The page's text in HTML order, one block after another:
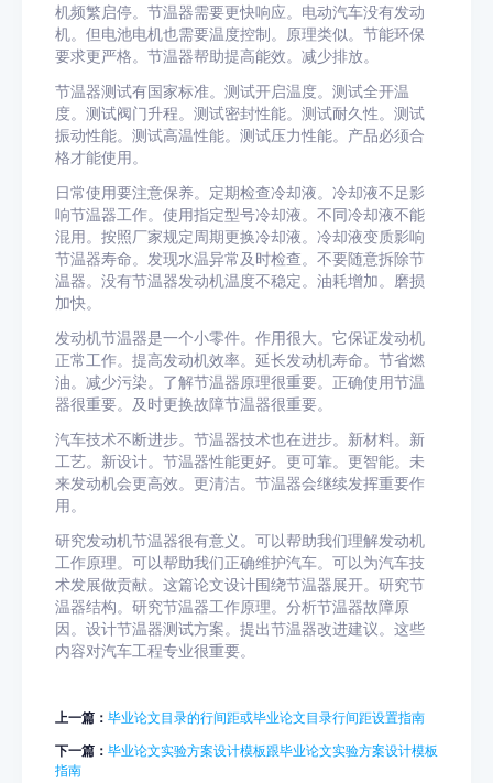
机频繁启停。节温器需要更快响应。电动汽车没有发动
机。但电池电机也需要温度控制。原理类似。节能环保
要求更严格。节温器帮助提高能效。减少排放。
节温器测试有国家标准。测试开启温度。测试全开温
度。测试阀门升程。测试密封性能。测试耐久性。测试
振动性能。测试高温性能。测试压力性能。产品必须合
格才能使用。
日常使用要注意保养。定期检查冷却液。冷却液不足影
响节温器工作。使用指定型号冷却液。不同冷却液不能
混用。按照厂家规定周期更换冷却液。冷却液变质影响
节温器寿命。发现水温异常及时检查。不要随意拆除节
温器。没有节温器发动机温度不稳定。油耗增加。磨损
加快。
发动机节温器是一个小零件。作用很大。它保证发动机
正常工作。提高发动机效率。延长发动机寿命。节省燃
油。减少污染。了解节温器原理很重要。正确使用节温
器很重要。及时更换故障节温器很重要。
汽车技术不断进步。节温器技术也在进步。新材料。新
工艺。新设计。节温器性能更好。更可靠。更智能。未
来发动机会更高效。更清洁。节温器会继续发挥重要作
用。
研究发动机节温器很有意义。可以帮助我们理解发动机
工作原理。可以帮助我们正确维护汽车。可以为汽车技
术发展做贡献。这篇论文设计围绕节温器展开。研究节
温器结构。研究节温器工作原理。分析节温器故障原
因。设计节温器测试方案。提出节温器改进建议。这些
内容对汽车工程专业很重要。
上一篇： 毕业论文目录的行间距或毕业论文目录行间距设置指南
下一篇： 毕业论文实验方案设计模板跟毕业论文实验方案设计模板
指南